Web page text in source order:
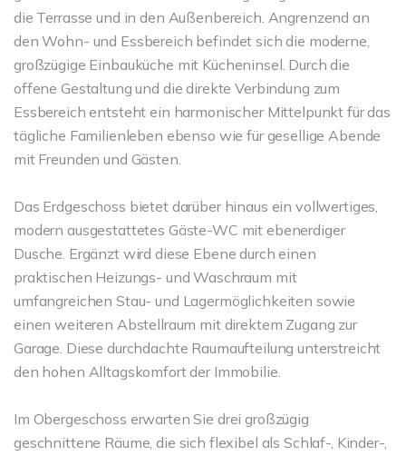
die Terrasse und in den Außenbereich. Angrenzend an
den Wohn- und Essbereich befindet sich die moderne,
großzügige Einbauküche mit Kücheninsel. Durch die
offene Gestaltung und die direkte Verbindung zum
Essbereich entsteht ein harmonischer Mittelpunkt für das
tägliche Familienleben ebenso wie für gesellige Abende
mit Freunden und Gästen.
Das Erdgeschoss bietet darüber hinaus ein vollwertiges,
modern ausgestattetes Gäste-WC mit ebenerdiger
Dusche. Ergänzt wird diese Ebene durch einen
praktischen Heizungs- und Waschraum mit
umfangreichen Stau- und Lagermöglichkeiten sowie
einen weiteren Abstellraum mit direktem Zugang zur
Garage. Diese durchdachte Raumaufteilung unterstreicht
den hohen Alltagskomfort der Immobilie.
Im Obergeschoss erwarten Sie drei großzügig
geschnittene Räume, die sich flexibel als Schlaf-, Kinder-,